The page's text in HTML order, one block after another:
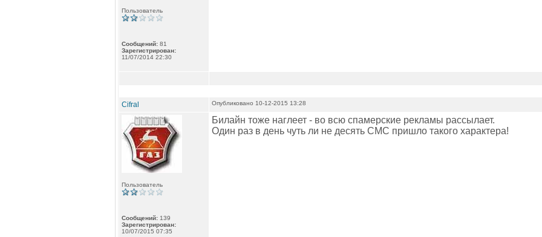
Пользователь
Сообщений: 81
Зарегистрирован:
11/07/2014 22:30
Cifral Опубликовано 10-12-2015 13:28
Пользователь
Сообщений: 139
Зарегистрирован:
10/07/2015 07:35
Билайн тоже наглеет - во всю спамерские рекламы рассылает.
Один раз в день чуть ли не десять СМС пришло такого характера!